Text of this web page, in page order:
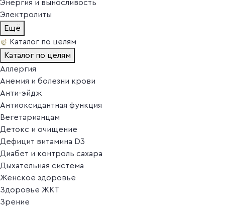
Энергия и выносливость
Электролиты
Ещё
Каталог по целям
Каталог по целям
Аллергия
Анемия и болезни крови
Анти-эйдж
Антиоксидантная функция
Вегетарианцам
Детокс и очищение
Дефицит витамина D3
Диабет и контроль сахара
Дыхательная система
Женское здоровье
Здоровье ЖКТ
Зрение